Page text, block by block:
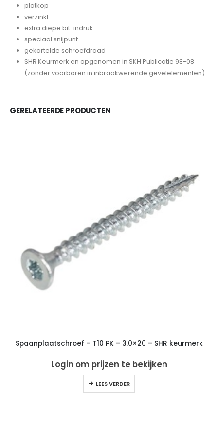
platkop
verzinkt
extra diepe bit-indruk
speciaal snijpunt
gekartelde schroefdraad
SHR Keurmerk en opgenomen in SKH Publicatie 98-08
(zonder voorboren in inbraakwerende gevelelementen)
GERELATEERDE PRODUCTEN
Spaanplaatschroef – T10 PK – 3.0×20 – SHR keurmerk
Login om prijzen te bekijken
LEES VERDER